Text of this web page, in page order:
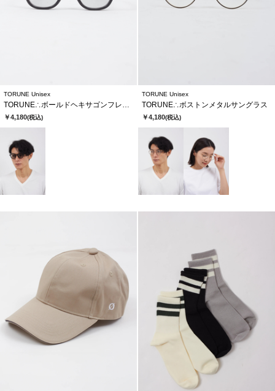
TORUNE Unisex
TORUNE∴ボールドヘキサゴンフレームサングラス
￥4,180(税込)
TORUNE Unisex
TORUNE∴ボストンメタルサングラス
￥4,180(税込)